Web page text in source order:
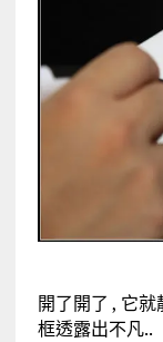
開了開了 , 它
框透露出不凡..